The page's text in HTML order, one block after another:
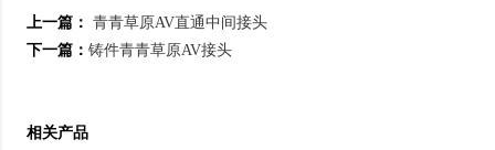
上一篇： 青青草原AV直通中间接头
下一篇： 铸件青青草原AV接头
相关产品